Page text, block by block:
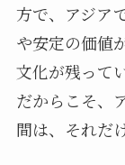
方で、アジア
や安定の価値
文化が残って
だからこそ、
間は、それだ